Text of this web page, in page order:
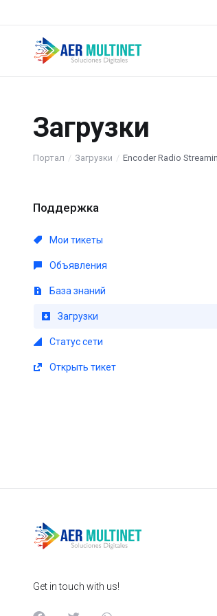
Загрузки
Портал Загрузки Encoder Radio
Поддержка
Мои тикеты
Объявления
База знаний
Загрузки
Статус сети
Открыть тикет
Get in touch with us!